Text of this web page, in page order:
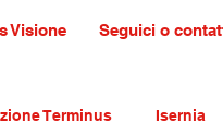
Visione Seguici o
Terminus Isernia